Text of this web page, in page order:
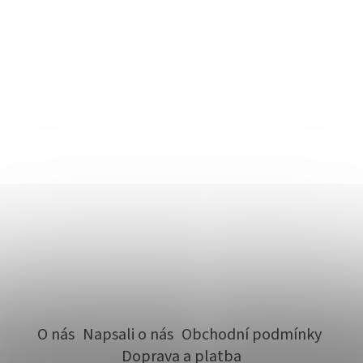
O nás Napsali o nás Obchodní podmínky
Doprava a platba